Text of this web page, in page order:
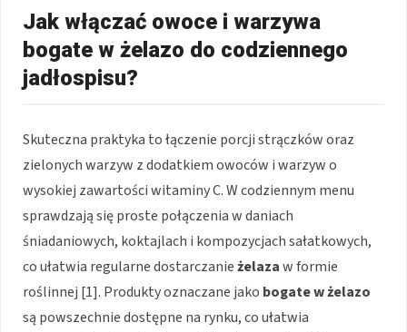
Jak włączać owoce i warzywa
bogate w żelazo do codziennego
jadłospisu?
Skuteczna praktyka to łączenie porcji strączków oraz
zielonych warzyw z dodatkiem owoców i warzyw o
wysokiej zawartości witaminy C. W codziennym menu
sprawdzają się proste połączenia w daniach
śniadaniowych, koktajlach i kompozycjach sałatkowych,
co ułatwia regularne dostarczanieżelazaw formie
roślinnej [1]. Produkty oznaczane jako bogate w żelazo
są powszechnie dostępne na rynku, co ułatwia